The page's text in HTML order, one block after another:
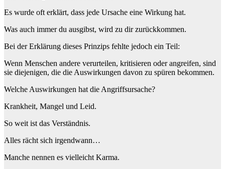
Es wurde oft erklärt, dass jede Ursache eine Wirkung hat.
Was auch immer du ausgibst, wird zu dir zurückkommen.
Bei der Erklärung dieses Prinzips fehlte jedoch ein Teil:
Wenn Menschen andere verurteilen, kritisieren oder angreifen, sind
sie diejenigen, die die Auswirkungen davon zu spüren bekommen.
Welche Auswirkungen hat die Angriffsursache?
Krankheit, Mangel und Leid.
So weit ist das Verständnis.
Alles rächt sich irgendwann…
Manche nennen es vielleicht Karma.